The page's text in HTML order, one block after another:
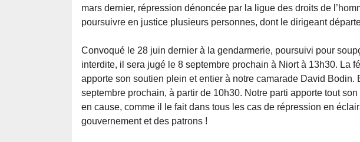
mars dernier, répression dénoncée par la ligue des droits de
poursuivre en justice plusieurs personnes, dont le dirigeant
Convoqué le 28 juin dernier à la gendarmerie, poursuivi pour
interdite, il sera jugé le 8 septembre prochain à Niort à 13h30. La
apporte son soutien plein et entier à notre camarade David
septembre prochain, à partir de 10h30. Notre parti apporte tout
en cause, comme il le fait dans tous les cas de répression en
gouvernement et des patrons !